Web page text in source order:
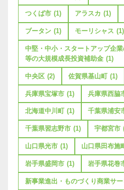
つくば市 (1) アラスカ (1)
ブータン (1) モーリシャス (1)
中堅・中小・スタートアップ企
等の大規模成長投資補助金 (1)
中央区 (2) 佐賀県基山町 (1)
兵庫県宝塚市 (1) 兵庫県西脇
北海道中川町 (1) 千葉県浦安
千葉県習志野市 (1) 宇都宮市
山口県光市 (1) 山口県田布施
岩手県盛岡市 (1) 岩手県花巻
新事業進出・ものづくり商業サ